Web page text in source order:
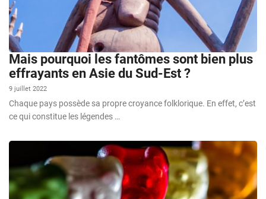
Mais pourquoi les fantômes sont bien plus
effrayants en Asie du Sud-Est ?
9 juillet 2022
Chaque pays possède sa propre croyance folklorique. En effet, c’est
ce qui constitue les légendes …